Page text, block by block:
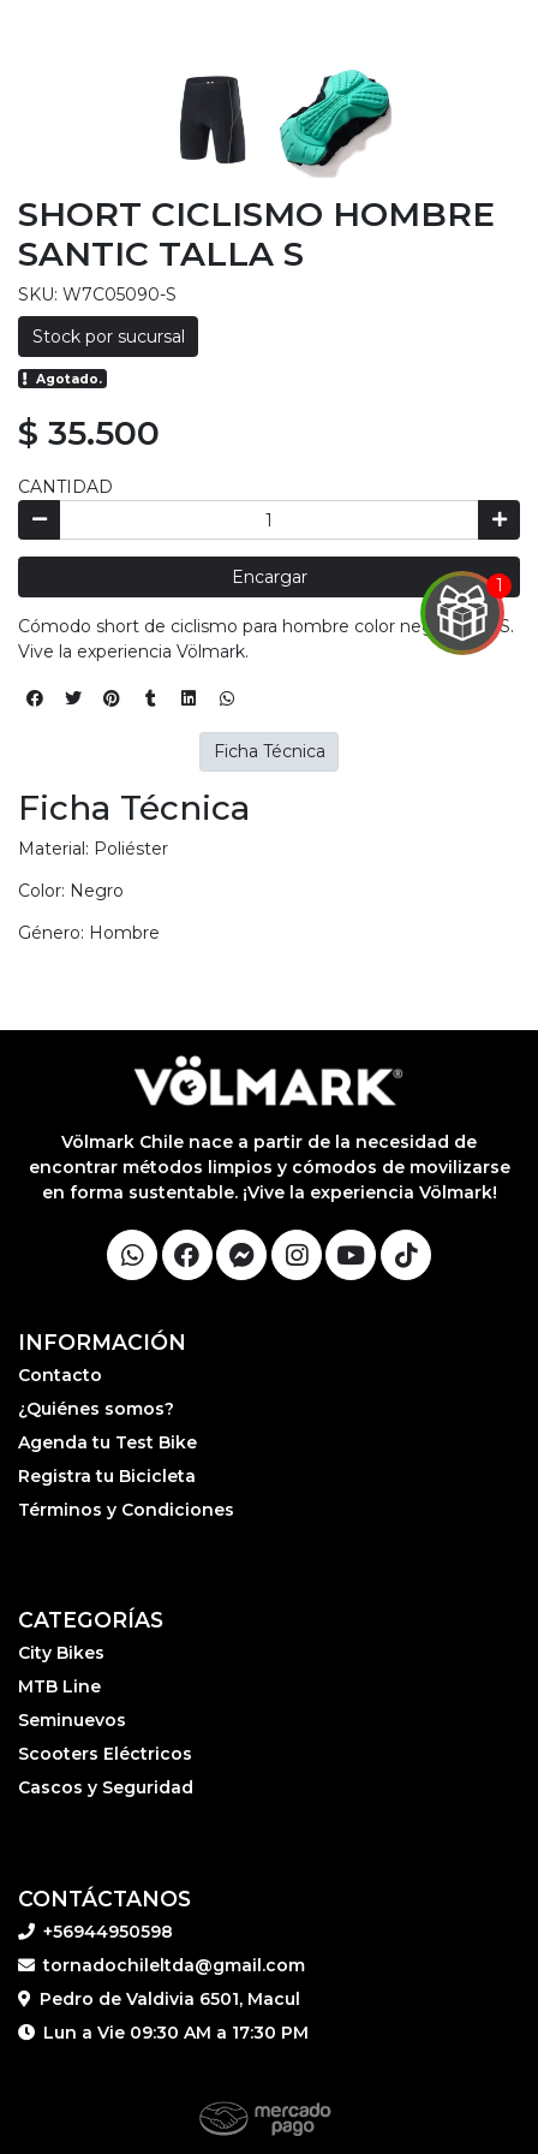
por
SHORT CICLISMO HOMBRE
SANTIC TALLA S
SKU: W7C05090-S
Stock por sucursal
Agotado.
$ 35.500
CANTIDAD
Encargar
Cómodo short de ciclismo para hombre color negro. Talla S.
Vive la experiencia Völmark.
Ficha Técnica
Material: Poliéster
Color: Negro
Género: Hombre
Ficha Técnica
Völmark Chile nace a partir de la necesidad de
encontrar métodos limpios y cómodos de movilizarse
en forma sustentable. ¡Vive la experiencia Völmark!
INFORMACIÓN
Contacto
¿Quiénes somos?
Agenda tu Test Bike
Registra tu Bicicleta
Términos y Condiciones
CATEGORÍAS
City Bikes
MTB Line
Seminuevos
Scooters Eléctricos
Cascos y Seguridad
CONTÁCTANOS
+56944950598
tornadochileltda@gmail.com
Pedro de Valdivia 6501, Macul
Lun a Vie 09:30 AM a 17:30 PM